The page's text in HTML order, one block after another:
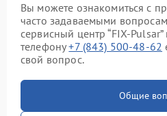
Вы можете ознакомиться с
часто задаваемыми
сервисный центр “FIX-
телефону+7 (843) 500-48-62
свой вопрос.
Общие